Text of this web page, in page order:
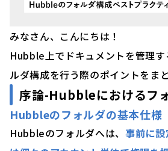
みなさん、こんにちは！
Hubble上でドキュメントを管理
ルダ構成を行う際のポイントをま
序論-Hubbleにおけるフ
Hubbleのフォルダの基本仕様
Hubbleのフォルダへは、 事前に